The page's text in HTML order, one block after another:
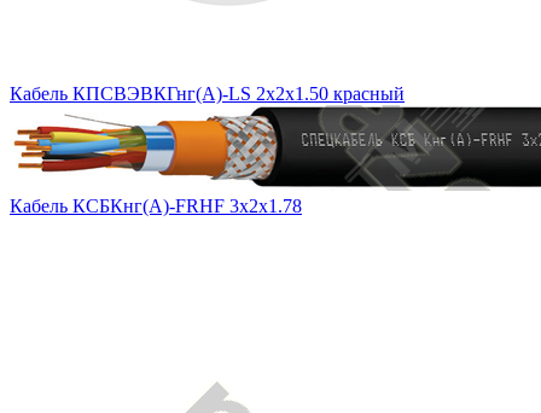
Кабель КПСВЭВКГнг(А)-LS 2х2х1.50 красный
Кабель КСБКнг(А)-FRHF 3х2х1.78